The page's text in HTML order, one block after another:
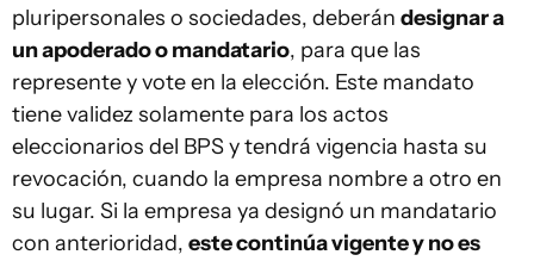
pluripersonales o sociedades, deberán designar a
un apoderado o mandatario, para que las
represente y vote en la elección. Este mandato
tiene validez solamente para los actos
eleccionarios del BPS y tendrá vigencia hasta su
revocación, cuando la empresa nombre a otro en
su lugar. Si la empresa ya designó un mandatario
con anterioridad, este continúa vigente y no es